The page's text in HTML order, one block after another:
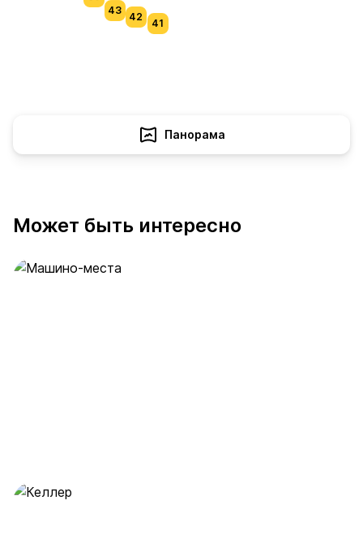
41
42
43
Панорама
Может быть интересно